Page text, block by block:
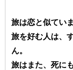
旅は恋と似ていま
旅を好む人は、
ん。
旅はまた、死に